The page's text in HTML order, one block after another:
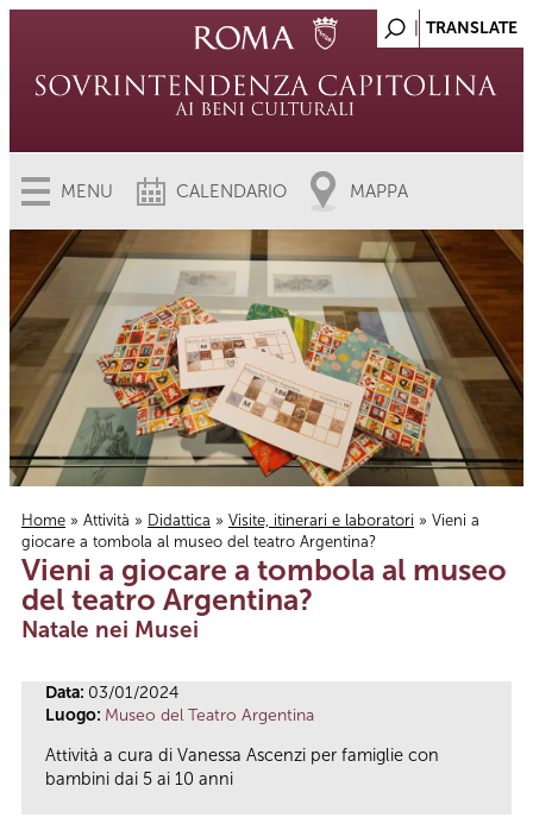
MENU CALENDARIO MAPPA
Tu sei qui
Home » Attività » Didattica » Visite, itinerari e laboratori » Vieni a
giocare a tombola al museo del teatro Argentina?
Vieni a giocare a tombola al museo
del teatro Argentina?
Natale nei Musei
Data: 03/01/2024
Luogo: Museo del Teatro Argentina
Attività a cura di Vanessa Ascenzi per famiglie con
bambini dai 5 ai 10 anni